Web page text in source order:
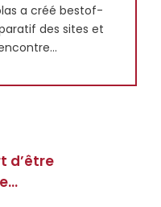
a créé bestof-
des sites et
d’être